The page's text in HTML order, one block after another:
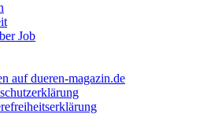
Job
auf dueren-magazin.de